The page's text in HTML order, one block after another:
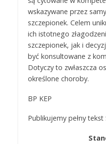
wskazywane przez
szczepionek. Celem
ich istotnego
szczepionek, jak i
być konsultowane z
Dotyczy to zwłaszcza
określone choroby.
BP KEP
Publikujemy pełny tekst